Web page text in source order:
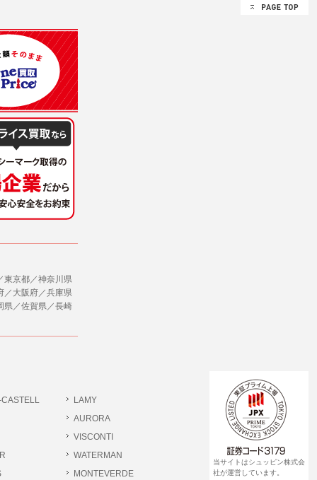
得ることが困難であるとき。
して協力する必要がある場合であって、
し、委託する場合は委託した個人データ
サービス等が利用できない場合があり
を閲覧・利用していただくためにクッ
加又は削除，利用の停止，消去及び第三
。また当社の個人情報の取り扱いに関
人情報相談窓口
東京都／神奈川県
／大阪府／兵庫県
県／佐賀県／長崎
LAMY
AURORA
VISCONTI
WATERMAN
MONTEVERDE
当サイトはシュッピン株式会
社が運営しています。